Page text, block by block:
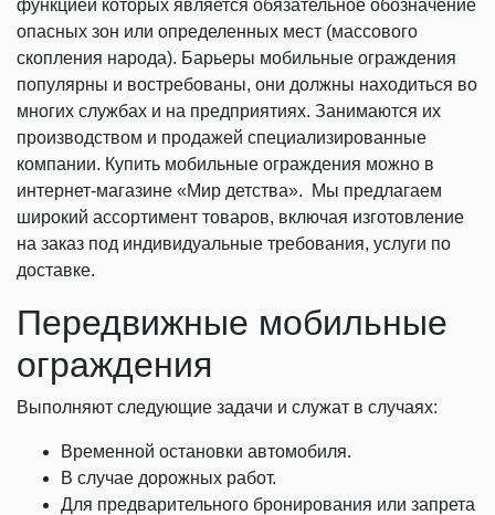
функцией которых является обязательное обозначение
опасных зон или определенных мест (массового
скопления народа). Барьеры мобильные ограждения
популярны и востребованы, они должны находиться во
многих службах и на предприятиях. Занимаются их
производством и продажей специализированные
компании. Купить мобильные ограждения можно в
интернет-магазине «Мир детства». Мы предлагаем
широкий ассортимент товаров, включая изготовление
на заказ под индивидуальные требования, услуги по
доставке.
Передвижные мобильные
ограждения
Выполняют следующие задачи и служат в случаях:
Временной остановки автомобиля.
В случае дорожных работ.
Для предварительного бронирования или запрета